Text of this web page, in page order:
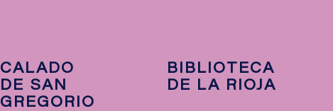
CALADO
DE SAN
GREGORIO
BIBLIOTECA
DE LA RIOJA